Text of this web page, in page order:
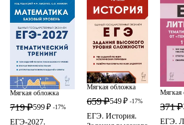
Мягкая обложка
719 ₽599 ₽ -17%
ЕГЭ-2027.
Мягкая обложка
659 ₽549 ₽ -17%
ЕГЭ. История.
Мягкая
371 ₽
ЕГЭ.